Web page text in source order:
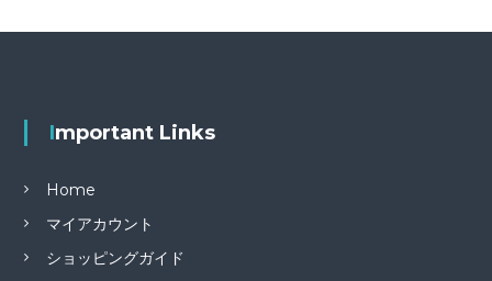
Important Links
Home
マイアカウント
ショッピングガイド